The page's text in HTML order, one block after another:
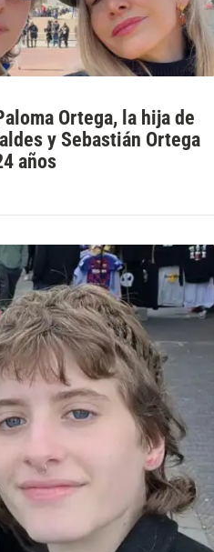
Ortega, la hija de
y Sebastián Ortega
años